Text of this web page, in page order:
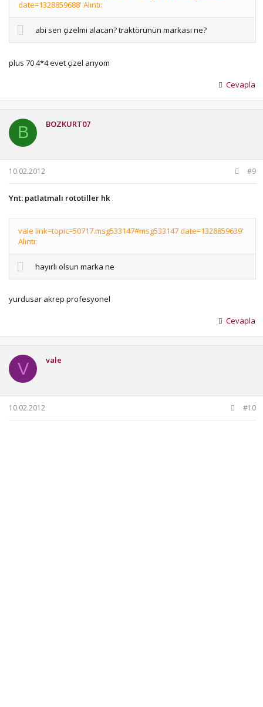
date=1328859688' Alıntı:
abi sen çizelmi alacan? traktörünün markası ne?
plus 70 4*4 evet çizel arıyom
Cevapla
B BOZKURT07
10.02.2012 #9
Ynt: patlatmalı rototiller hk
vale link=topic=50717.msg533147#msg533147 date=1328859639'
Alıntı:
hayırlı olsun marka ne
yurdusar akrep profesyonel
Cevapla
V vale
10.02.2012 #10